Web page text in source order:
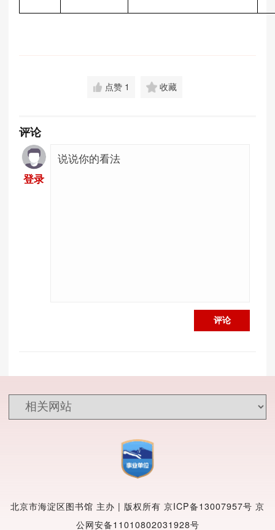
点赞 1 收藏
评论
登录
评论
北京市海淀区图书馆 主办 | 版权所有 京ICP备13007957号 京
公网安备11010802031928号